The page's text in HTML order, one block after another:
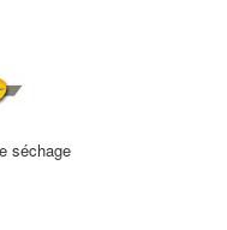
séchage